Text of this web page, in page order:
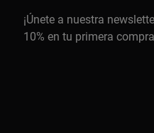
¡Únete a nuestra
10% en tu primera